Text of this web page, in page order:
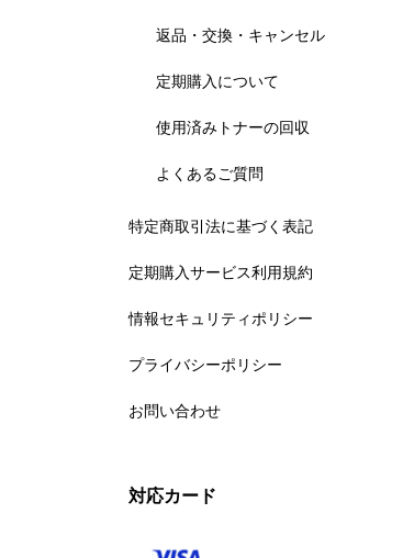
返品・交換・キャンセル
定期購入について
使用済みトナーの回収
よくあるご質問
特定商取引法に基づく表記
定期購入サービス利用規約
情報セキュリティポリシー
プライバシーポリシー
お問い合わせ
対応カード